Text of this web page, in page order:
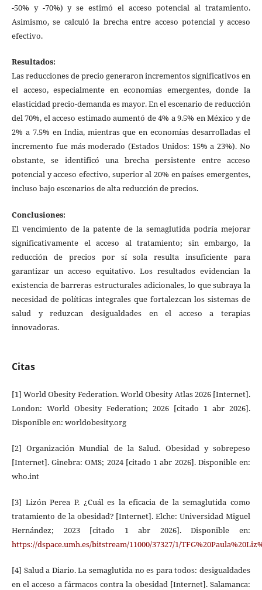
-50% y -70%) y se estimó el acceso potencial al tratamiento.
Asimismo, se calculó la brecha entre acceso potencial y acceso
efectivo.
Resultados:
Las reducciones de precio generaron incrementos significativos en
el acceso, especialmente en economías emergentes, donde la
elasticidad precio-demanda es mayor. En el escenario de reducción
del 70%, el acceso estimado aumentó de 4% a 9.5% en México y de
2% a 7.5% en India, mientras que en economías desarrolladas el
incremento fue más moderado (Estados Unidos: 15% a 23%). No
obstante, se identificó una brecha persistente entre acceso
potencial y acceso efectivo, superior al 20% en países emergentes,
incluso bajo escenarios de alta reducción de precios.
Conclusiones:
El vencimiento de la patente de la semaglutida podría mejorar
significativamente el acceso al tratamiento; sin embargo, la
reducción de precios por sí sola resulta insuficiente para
garantizar un acceso equitativo. Los resultados evidencian la
existencia de barreras estructurales adicionales, lo que subraya la
necesidad de políticas integrales que fortalezcan los sistemas de
salud y reduzcan desigualdades en el acceso a terapias
innovadoras.
Citas
[1] World Obesity Federation. World Obesity Atlas 2026 [Internet].
London: World Obesity Federation; 2026 [citado 1 abr 2026].
Disponible en: worldobesity.org
[2] Organización Mundial de la Salud. Obesidad y sobrepeso
[Internet]. Ginebra: OMS; 2024 [citado 1 abr 2026]. Disponible en:
who.int
[3] Lizón Perea P. ¿Cuál es la eficacia de la semaglutida como
tratamiento de la obesidad? [Internet]. Elche: Universidad Miguel
Hernández; 2023 [citado 1 abr 2026]. Disponible en:
https://dspace.umh.es/bitstream/11000/37327/1/
[4] Salud a Diario. La semaglutida no es para todos: desigualdades
en el acceso a fármacos contra la obesidad [Internet]. Salamanca: